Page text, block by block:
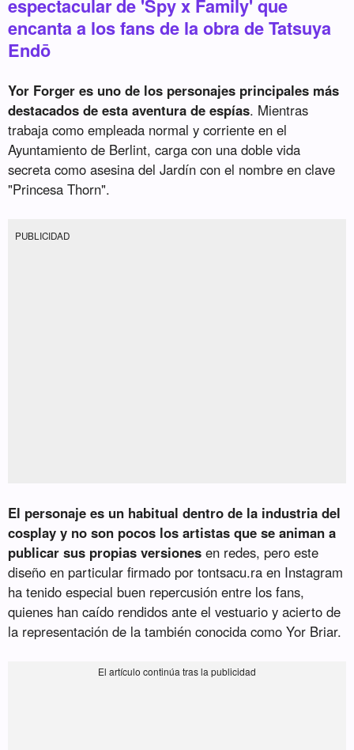
espectacular de 'Spy x Family' que
encanta a los fans de la obra de Tatsuya
Endō
Yor Forger es uno de los personajes principales más
destacados de esta aventura de espías. Mientras
trabaja como empleada normal y corriente en el
Ayuntamiento de Berlint, carga con una doble vida
secreta como asesina del Jardín con el nombre en clave
"Princesa Thorn".
PUBLICIDAD
El personaje es un habitual dentro de la industria del
cosplay y no son pocos los artistas que se animan a
publicar sus propias versiones en redes, pero este
diseño en particular firmado por tontsacu.ra en Instagram
ha tenido especial buen repercusión entre los fans,
quienes han caído rendidos ante el vestuario y acierto de
la representación de la también conocida como Yor Briar.